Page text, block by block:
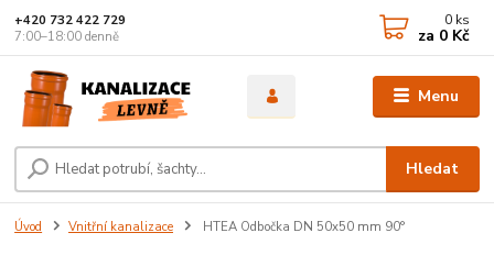
Menu
Hledat
+420 732 422 729
7:00–18:00 denně
0 ks
za 0 Kč
Úvod Vnitřní kanalizace HTEA Odbočka DN 50x50 mm 90°